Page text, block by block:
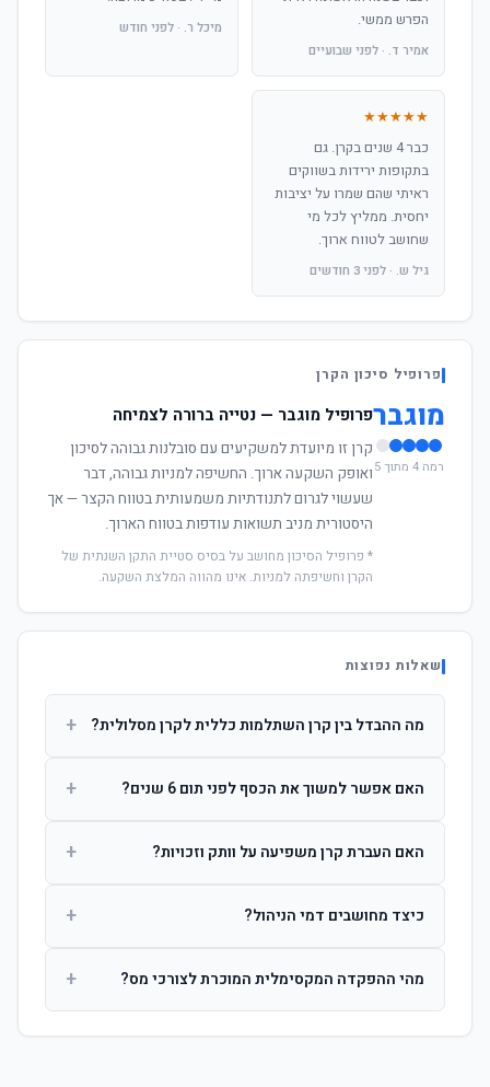
הפרש ממשי.
אמיר ד. · לפני שבועיים
מיכל ר. · לפני חודש
★★★★★
כבר 4 שנים בקרן. גם
בתקופות ירידות בשווקים
ראיתי שהם שמרו על יציבות
יחסית. ממליץ לכל מי
שחושב לטווח ארוך.
גיל ש. · לפני 3 חודשים
פרופיל סיכון הקרן
מוגבר
רמה 4 מתוך 5
פרופיל מוגבר — נטייה ברורה לצמיחה
קרן זו מיועדת למשקיעים עם סובלנות גבוהה לסיכון
ואופק השקעה ארוך. החשיפה למניות גבוהה, דבר
שעשוי לגרום לתנודתיות משמעותית בטווח הקצר — אך
היסטורית מניב תשואות עודפות בטווח הארוך.
* פרופיל הסיכון מחושב על בסיס סטיית התקן השנתית של
הקרן וחשיפתה למניות. אינו מהווה המלצת השקעה.
שאלות נפוצות
מה ההבדל בין קרן השתלמות כללית לקרן מסלולית? +
ההשקעות. קרן מסלולית עוקבת אחרי מדד ספציפי ומאפשרת
האם אפשר למשוך את הכסף לפני תום 6 שנים? +
הרווחים. לאחר 6 שנים ניתן למשוך פטור ממס עד לתקרה
האם העברת קרן משפיעה על וותק וזכויות? +
החברות. הוותק ממשיך להיספר מיום ההפקדה הראשונה.
כיצד מחושבים דמי הניהול? +
ומתן על שיעורם בעת הצטרפות.
מהי ההפקדה המקסימלית המוכרת לצורכי מס? +